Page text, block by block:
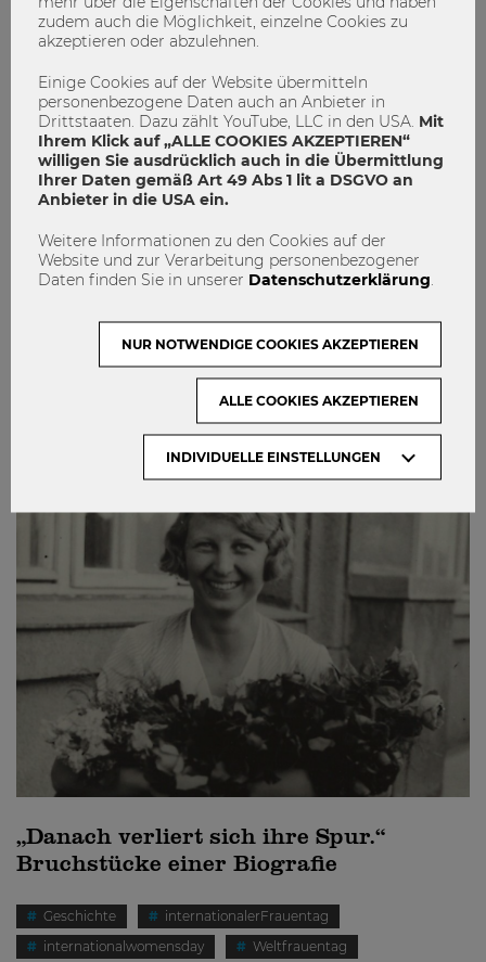
Zum Weltfrauentag am 8. März: Wer
sind die Frauen in der Startup Szene?
WU Gründungszentrum
„Danach verliert sich ihre Spur.“
Bruchstücke einer Biografie
Geschichte
internationalerFrauentag
internationalwomensday
Weltfrauentag
zudem auch die Möglichkeit, einzelne Cookies zu
akzeptieren oder abzulehnen.
Einige Cookies auf der Website übermitteln
personenbezogene Daten auch an Anbieter in
Drittstaaten. Dazu zählt YouTube, LLC in den USA. Mit
Ihrem Klick auf „ALLE COOKIES AKZEPTIEREN“
willigen Sie ausdrücklich auch in die Übermittlung
Ihrer Daten gemäß Art 49 Abs 1 lit a DSGVO an
Anbieter in die USA ein.
Weitere Informationen zu den Cookies auf der
Website und zur Verarbeitung personenbezogener
Daten finden Sie in unserer Datenschutzerklärung
INDIVIDUELLE EINSTELLUNGEN
NUR NOTWENDIGE COOKIES AKZEPTIEREN
ALLE COOKIES AKZEPTIEREN